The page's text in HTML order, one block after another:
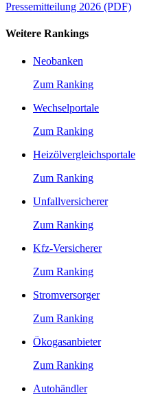
Pressemitteilung 2026 (PDF)
Weitere Rankings
Neobanken
Zum Ranking
Wechselportale
Zum Ranking
Heizölvergleichsportale
Zum Ranking
Unfallversicherer
Zum Ranking
Kfz-Versicherer
Zum Ranking
Stromversorger
Zum Ranking
Ökogasanbieter
Zum Ranking
Autohändler